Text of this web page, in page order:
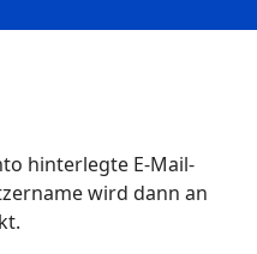
hinterlegte E-Mail-
wird dann an